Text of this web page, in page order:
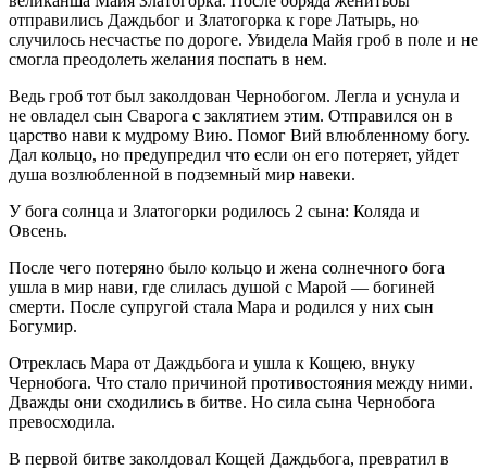
отправились Даждьбог и Златогорка к горе Латырь, но
случилось несчастье по дороге. Увидела Майя гроб в поле и не
смогла преодолеть желания поспать в нем.
Ведь гроб тот был заколдован Чернобогом. Легла и уснула и
не овладел сын Сварога с заклятием этим. Отправился он в
царство нави к мудрому Вию. Помог Вий влюбленному богу.
Дал кольцо, но предупредил что если он его потеряет, уйдет
душа возлюбленной в подземный мир навеки.
У бога солнца и Златогорки родилось 2 сына: Коляда и
Овсень.
После чего потеряно было кольцо и жена солнечного бога
ушла в мир нави, где слилась душой с Марой — богиней
смерти. После супругой стала Мара и родился у них сын
Богумир.
Отреклась Мара от Даждьбога и ушла к Кощею, внуку
Чернобога. Что стало причиной противостояния между ними.
Дважды они сходились в битве. Но сила сына Чернобога
превосходила.
В первой битве заколдовал Кощей Даждьбога, превратил в